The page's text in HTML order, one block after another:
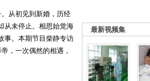
从初见到新婚，历经
从未停止。相思始觉海
事。本期节目柴静专访
，一次偶然的相遇，
最新视频集